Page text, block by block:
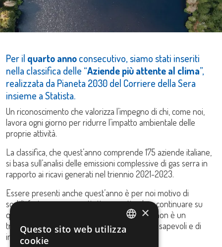
Per il quarto annoconsecutivo, siamo stati inseriti
nella classifica delle “Aziende più attente al clima”,
realizzata da Pianeta 2030 del Corriere della Sera
insieme a Statista.
Un riconoscimento che valorizza l’impegno di chi, come noi,
lavora ogni giorno per ridurre l’impatto ambientale delle
proprie attività.
La classifica, che quest’anno comprende 175 aziende italiane,
si basa sull’analisi delle emissioni complessive di gas serra in
rapporto ai ricavi generati nel triennio 2021-2023.
Essere presenti anche quest’anno è per noi motivo di
soddisfazione, ma soprattutto uno stimolo a continuare su
questa strada. Sappiamo che la sostenibilità non è un
traguardo, ma un percorso fatto di scelte consapevoli e di
innovazione.
×
Questo sito web utilizza
cookie